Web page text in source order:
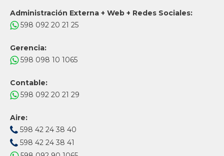
Administración Externa + Web + Redes Sociales:
598 092 20 21 25
Gerencia:
598 098 10 1065
Contable:
598 092 20 21 29
Aire:
598 42 24 38 40
598 42 24 38 41